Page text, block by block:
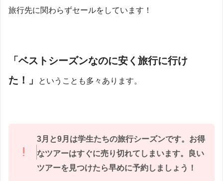
旅行先に関わらずセールをしています！
「ベストシーズンなのに安く旅行に行け
た！」
ということも多々あります。
3月と9月は学生たちの旅行シーズンです。お得
なツアーはすぐに売り切れてしまいます。良い
ツアーを見つけたら早めに予約しましょう！